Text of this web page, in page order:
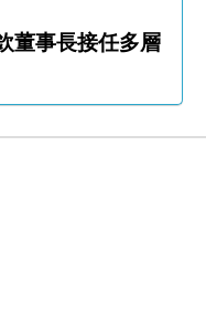
董事長接任多層